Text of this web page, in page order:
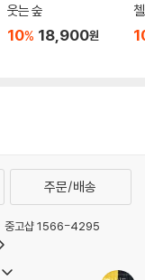
때문이야. 그것도 어떤
에서 자신의 인생을 다
으니 그런 식으로 간
웃는 숲
10% 18,900원
주문/배송
중고샵 1566-4295